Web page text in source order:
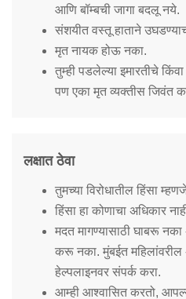
आणि बॉम्बची जागा बदलू नये.
संशयीत वस्तू हाताने
मृत नायक होऊ नका.
तुम्ही पडलेल्या इमारतीचे
पण एका मृत व्यक्तीस जिवंत
लक्षात ठेवा
तुमच्या विरोधातील हिंसा
हिंसा हा कोणाचा अधिकार
मदत मागण्यासाठी घाबरू
करू नका. मुंबईत महिलांवरील
हेल्पलाइनवर संपर्क करा.
आम्ही आश्वासित करतो,